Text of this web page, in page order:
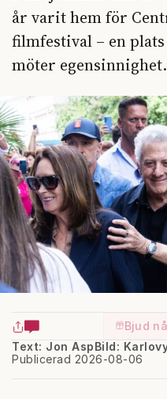
år varit hem för
filmfestival – en
möter egensinnighet.
Bjud
Text: Jon Asp
Publicerad 2026-08-06
Bild: